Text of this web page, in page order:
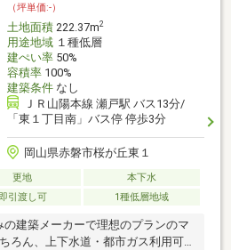
（坪単価:-）
土地面積222.37m2
用途地域１種低層
建ぺい率50%
容積率100%
建築条件なし
ＪＲ山陽本線 瀬戸駅 バス13分/
「東１丁目南」バス停 停歩3分
岡山県赤磐市桜が丘東１
更地
本下水
即引渡し可 1種低層地域
建築メーカーで理想のプランのマ
ろん、上下水道・都市ガス利用可